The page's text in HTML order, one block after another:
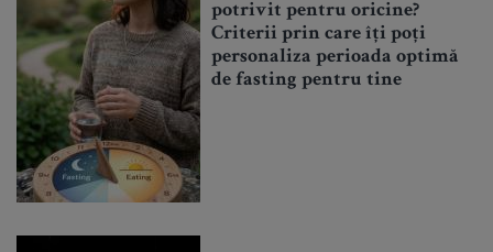
potrivit pentru oricine?
Criterii prin care îți poți
personaliza perioada optimă
de fasting pentru tine